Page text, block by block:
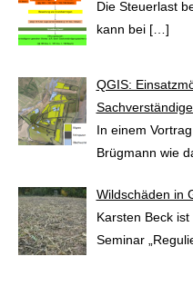
Die Steuerlast
kann bei […]
QGIS:
In einem
Brügmann wie
Wildschäden in
Karsten Beck
Seminar